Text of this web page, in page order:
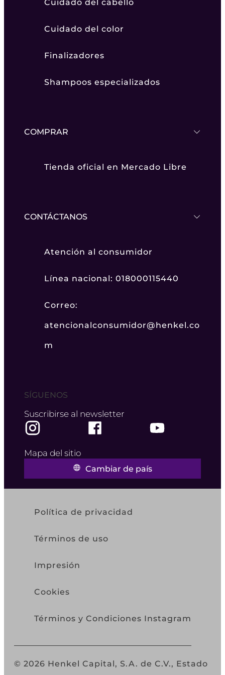
Cuidado del cabello
Cuidado del color
Finalizadores
Shampoos especializados
COMPRAR
Tienda oficial en Mercado Libre
CONTÁCTANOS
Atención al consumidor
Línea nacional: 018000115440
Correo:
atencionalconsumidor@henkel.co
m
SÍGUENOS
Suscribirse al newsletter
Mapa del sitio
Cambiar de país
Política de privacidad
Términos de uso
Impresión
Cookies
Términos y Condiciones Instagram
© 2026 Henkel Capital, S.A. de C.V., Estado